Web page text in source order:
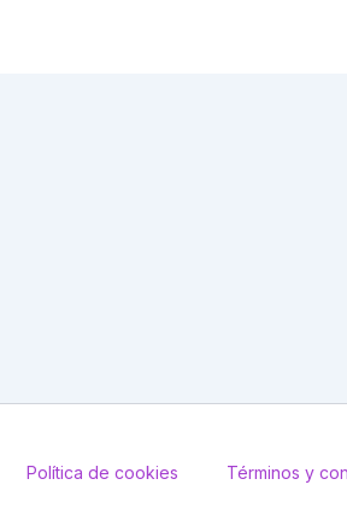
Política de cookies Términos y